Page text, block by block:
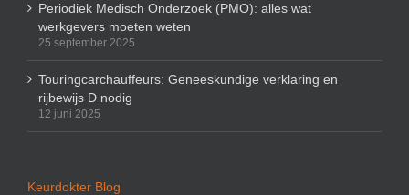
Periodiek Medisch Onderzoek (PMO): alles wat
werkgevers moeten weten
25 september 2025
Touringcarchauffeurs: Geneeskundige verklaring en
rijbewijs D nodig
12 juni 2025
Keurdokter Blog